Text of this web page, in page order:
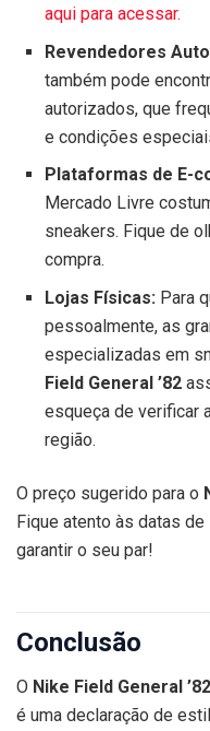
aqui para acessar.
Revendedores
também pode
autorizados, que
e condições
Plataformas de E-
Mercado Livre
sneakers. Fique de
compra.
Lojas Físicas:Para
pessoalmente, as
especializadas em
Field General ’82
esqueça de verificar
região.
O preço sugerido para o
Fique atento às datas
garantir o seu par!
Conclusão
O Nike Field General ’82
é uma declaração de